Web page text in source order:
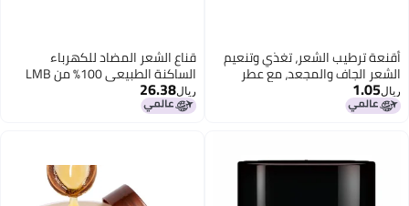
ترطيب الشعر، تغذي وتنعيم
الجاف والمجعد، مع عطر
منعش. HG-A03-0751-01، HG-1.05
قناع الشعر المضاد للكهرباء
الساكنة الطبيعي 100% من LMB
لمدة دقيقتين 250 ملريال26.38